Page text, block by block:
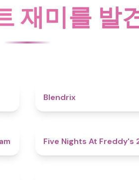
재미를 발
Blendrix
Five Nights At Freddy's